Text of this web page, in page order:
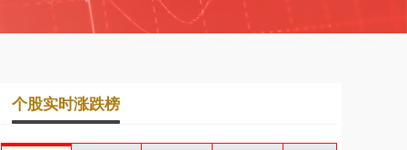
个股实时涨跌榜